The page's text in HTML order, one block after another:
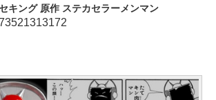
キング 原作 ステカセラーメンマン